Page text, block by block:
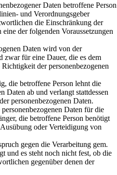
Daten betroffene Person
und Verordnungsgeber
die Einschränkung der
der folgenden Voraussetzungen
Daten wird von der
zwar für eine Dauer, die es dem
der personenbezogenen
die betroffene Person lehnt die
Daten ab und verlangt stattdessen
personenbezogenen Daten.
Daten für die
die betroffene Person benötigt
oder Verteidigung von
gegen die Verarbeitung gem.
und es steht noch nicht fest, ob die
gegenüber denen der